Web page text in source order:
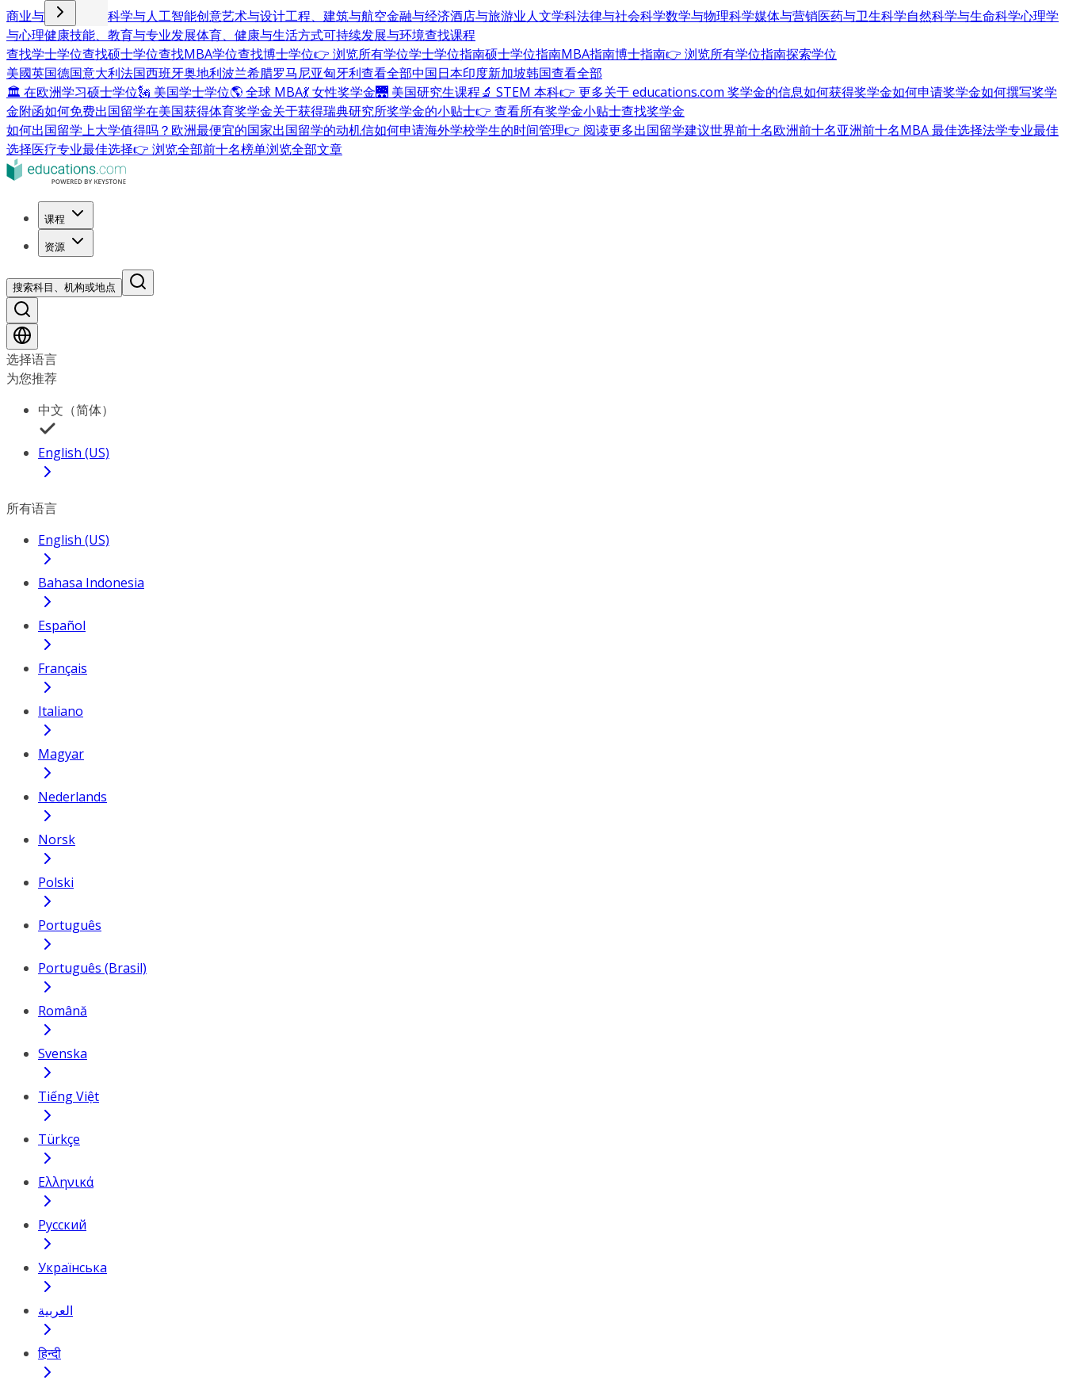
商业与管理 计算机科学与人工智能创意艺术与设计工程、建筑与航空金融与经济酒店与旅游业人文学科法律与社会科学数学与物理科学媒体与营销医药与卫生科学自然科学与生命科学心理学
与心理健康技能、教育与专业发展体育、健康与生活方式可持续发展与环境查找课程
查找学士学位查找硕士学位查找MBA学位查找博士学位👉 浏览所有学位学士学位指南硕士学位指南MBA指南博士指南👉 浏览所有学位指南探索学位
美國英国德国意大利法国西班牙奥地利波兰希腊罗马尼亚匈牙利查看全部中国日本印度新加坡韩国查看全部
🏛 在欧洲学习硕士学位🗽 美国学士学位🌎 全球 MBA💃 女性奖学金🌉 美国研究生课程🔬 STEM 本科👉 更多关于 educations.com 奖学金的信息如何获得奖学金如何申请奖学金如何撰写奖学
金附函如何免费出国留学在美国获得体育奖学金关于获得瑞典研究所奖学金的小贴士👉 查看所有奖学金小贴士查找奖学金
如何出国留学上大学值得吗？ 欧洲最便宜的国家出国留学的动机信如何申请海外学校学生的时间管理👉 阅读更多出国留学建议世界前十名欧洲前十名亚洲前十名MBA 最佳选择法学专业最佳
选择医疗专业最佳选择👉 浏览全部前十名榜单浏览全部文章
课程
资源
搜索科目、机构或地点
选择语言
为您推荐
中文（简体）
English (US)
所有语言
English (US)
Bahasa Indonesia
Español
Français
Italiano
Magyar
Nederlands
Norsk
Polski
Português
Português (Brasil)
Română
Svenska
Tiếng Việt
Türkçe
Ελληνικά
Русский
Українська
العربية
हिन्दी